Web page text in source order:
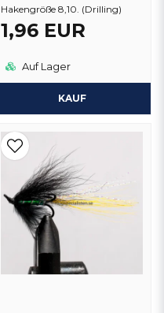
Hakengröße 8,10. (Drilling)
1,96 EUR
Auf Lager
KAUF